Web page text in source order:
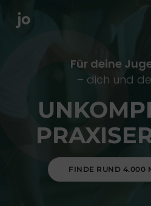
Für deine
– dich und
FINDE RUND 4.000